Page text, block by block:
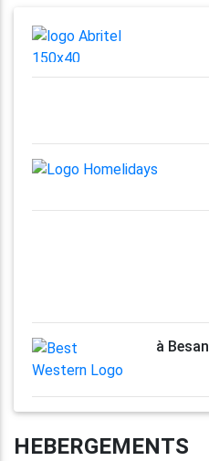
à
HEBERGEMENTS